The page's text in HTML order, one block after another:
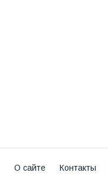
О сайте Контакты